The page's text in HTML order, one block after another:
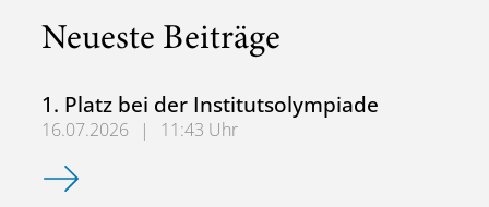
Neueste Beiträge
1. Platz bei der Institutsolympiade
16.07.2026 |
11:43 Uhr
1. Platz bei der Institutsolympiade